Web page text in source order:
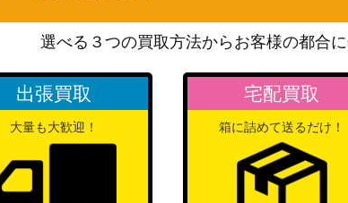
選べる３つの買取方法からお客様の都合
出張買取
大量も大歓迎！
宅配買取
箱に詰めて送るだけ！